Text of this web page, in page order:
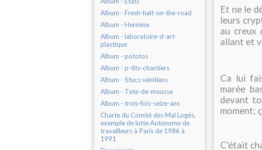
Album - Fresh-halt-on-the-road
Album - Hermine
Album - laboratoire-d-art-
plastique
Album - pototos
Album - p-tits-chantiers
Album - Stucs vénitiens
Album - Tete-de-mousse
Album - trois-fois-seize-ans
Charte du Comité des Mal Logés,
exemple de lutte Autonome de
travailleurs à Paris de 1986 à
1991
Et ne le
leurs
au creux
allant et
Ca lui
marée
devant
moment;
C'était